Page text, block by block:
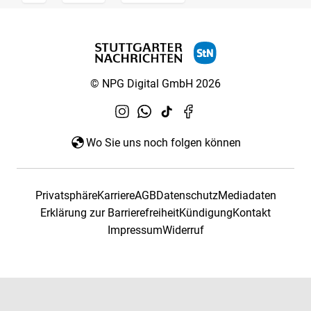
© NPG Digital GmbH 2026
Wo Sie uns noch folgen können
PrivatsphäreKarriereAGBDatenschutzMediadaten
Erklärung zur BarrierefreiheitKündigungKontakt
ImpressumWiderruf